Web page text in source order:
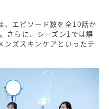
、エピソード数を全10話か
さらに、シーズン1では語
ンズスキンケアといったテ